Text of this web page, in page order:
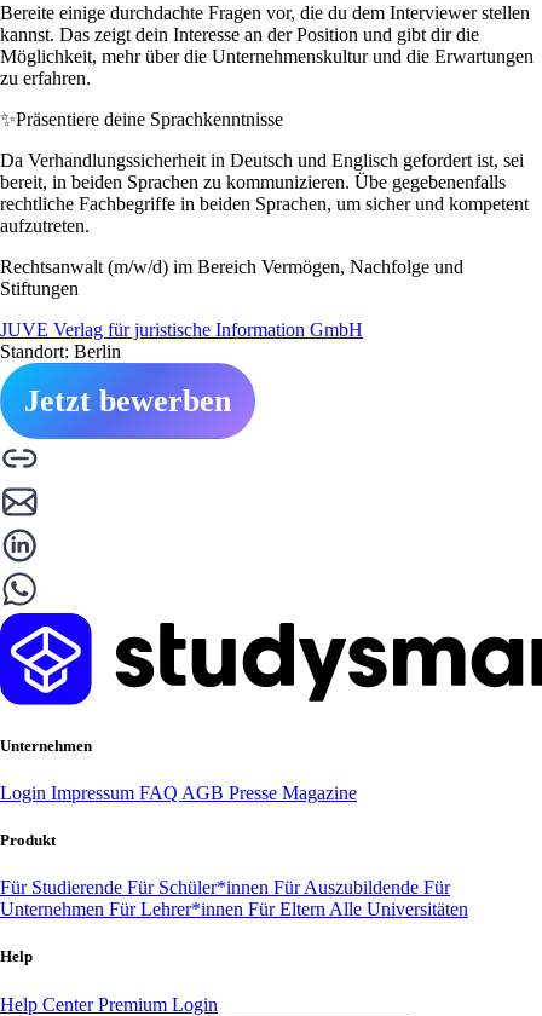
Bereite einige durchdachte Fragen vor, die du dem Interviewer stellen
kannst. Das zeigt dein Interesse an der Position und gibt dir die
Möglichkeit, mehr über die Unternehmenskultur und die Erwartungen
zu erfahren.
✨Präsentiere deine Sprachkenntnisse
Da Verhandlungssicherheit in Deutsch und Englisch gefordert ist, sei
bereit, in beiden Sprachen zu kommunizieren. Übe gegebenenfalls
rechtliche Fachbegriffe in beiden Sprachen, um sicher und kompetent
aufzutreten.
Rechtsanwalt (m/w/d) im Bereich Vermögen, Nachfolge und
Stiftungen
JUVE Verlag für juristische Information GmbH
Standort: Berlin
Jetzt bewerben
Unternehmen
Login Impressum FAQ AGB Presse Magazine
Produkt
Für Studierende Für Schüler*innen Für Auszubildende Für
Unternehmen Für Lehrer*innen Für Eltern Alle Universitäten
Help
Help CenterPremium Login